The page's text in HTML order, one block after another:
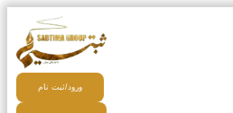
ورود/ثبت نام